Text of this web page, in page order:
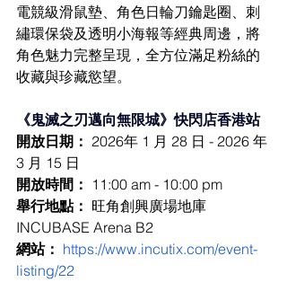
電競級滑鼠墊、角色日輪刀鑰匙圈、刺
繡環保袋及透明小海報等經典周邊，將
角色魅力完整呈現，全方位滿足粉絲的
收藏與珍藏慾望。
《鬼滅之刃邁向無限城》快閃店香港站
開放日期： 2026年 1 月 28 日 - 2026 年
3 月 15 日
開放時間： 11:00 am - 10:00 pm
舉行地點： 旺角創興廣場地庫
INCUBASE Arena B2
網站： https://www.incutix.com/event-
listing/22